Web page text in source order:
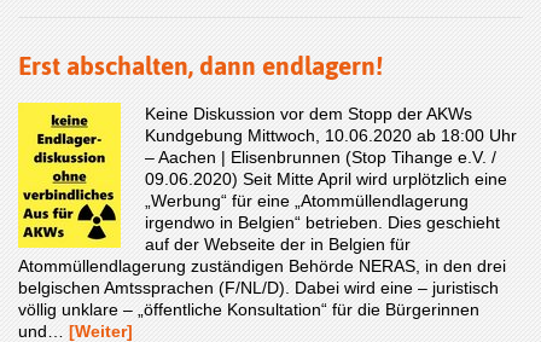
Erst abschalten, dann endlagern!
Keine Diskussion vor dem Stopp der AKWs
Kundgebung Mittwoch, 10.06.2020 ab 18:00 Uhr
– Aachen | Elisenbrunnen (Stop Tihange e.V. /
09.06.2020) Seit Mitte April wird urplötzlich eine
„Werbung“ für eine „Atommüllendlagerung
irgendwo in Belgien“ betrieben. Dies geschieht
auf der Webseite der in Belgien für
Atommüllendlagerung zuständigen Behörde NERAS, in den drei
belgischen Amtssprachen (F/NL/D). Dabei wird eine – juristisch
völlig unklare – „öffentliche Konsultation“ für die Bürgerinnen
und… [Weiter]